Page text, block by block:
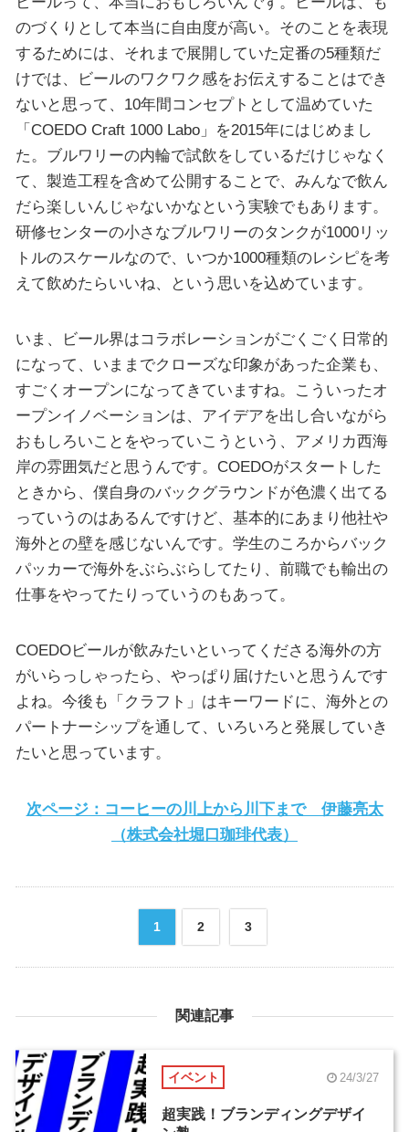
のづくりとして本当に自由度が高い。そのことを表現
するためには、それまで展開していた定番の5種類だ
けでは、ビールのワクワク感をお伝えすることはでき
ないと思って、10年間コンセプトとして温めていた
「COEDO Craft 1000 Labo」を2015年にはじめまし
た。ブルワリーの内輪で試飲をしているだけじゃなく
て、製造工程を含めて公開することで、みんなで飲ん
だら楽しいんじゃないかなという実験でもあります。
研修センターの小さなブルワリーのタンクが1000リッ
トルのスケールなので、いつか1000種類のレシピを考
えて飲めたらいいね、という思いを込めています。
いま、ビール界はコラボレーションがごくごく日常的
になって、いままでクローズな印象があった企業も、
すごくオープンになってきていますね。こういったオ
ープンイノベーションは、アイデアを出し合いながら
おもしろいことをやっていこうという、アメリカ西海
岸の雰囲気だと思うんです。COEDOがスタートした
ときから、僕自身のバックグラウンドが色濃く出てる
っていうのはあるんですけど、基本的にあまり他社や
海外との壁を感じないんです。学生のころからバック
パッカーで海外をぶらぶらしてたり、前職でも輸出の
仕事をやってたりっていうのもあって。
COEDOビールが飲みたいといってくださる海外の方
がいらっしゃったら、やっぱり届けたいと思うんです
よね。今後も「クラフト」はキーワードに、海外との
パートナーシップを通して、いろいろと発展していき
たいと思っています。
次ページ：コーヒーの川上から川下まで 伊藤亮太
（株式会社堀口珈琲代表）
1 2 3
関連記事
イベント 24/3/27
超実践！ブランディングデザイ